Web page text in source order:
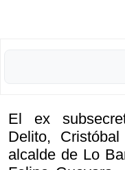
El ex
Delito,
alcalde de Lo